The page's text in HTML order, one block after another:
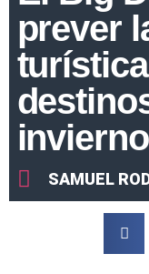
prever
invierno
SAMUEL